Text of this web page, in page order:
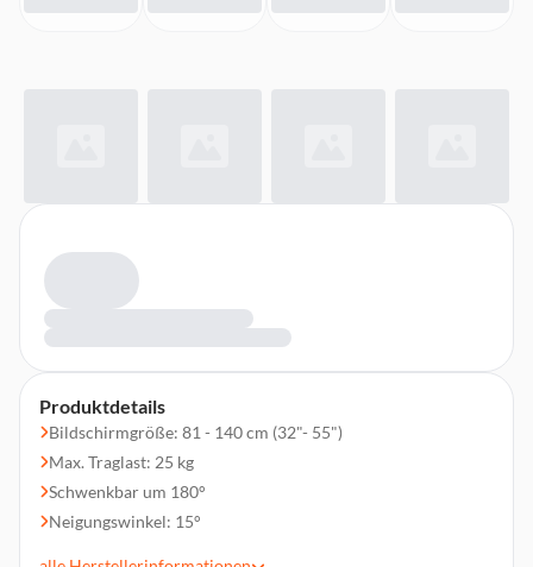
Produktdetails
Bildschirmgröße: 81 - 140 cm (32"- 55")
Max. Traglast: 25 kg
Schwenkbar um 180°
Neigungswinkel: 15°